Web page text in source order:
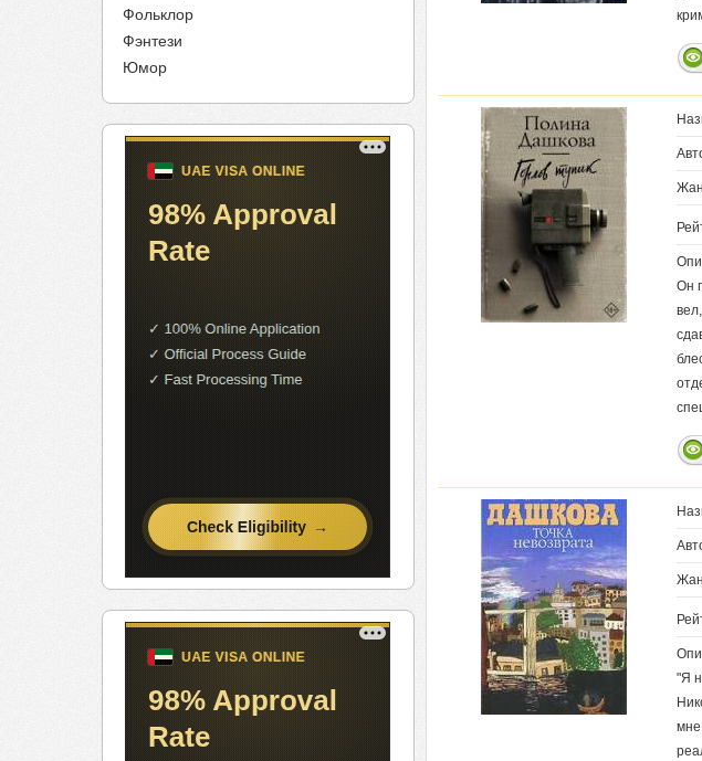
Фольклор
Фэнтези
Юмор
Он
"Я
мне